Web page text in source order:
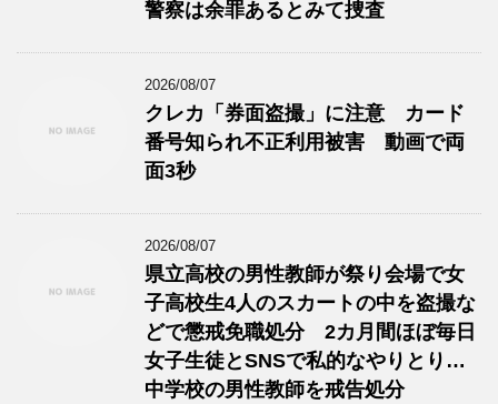
警察は余罪あるとみて捜査
2026/08/07
クレカ「券面盗撮」に注意 カード
番号知られ不正利用被害 動画で両
面3秒
2026/08/07
県立高校の男性教師が祭り会場で女
子高校生4人のスカートの中を盗撮な
どで懲戒免職処分 2カ月間ほぼ毎日
女子生徒とSNSで私的なやりとり…
中学校の男性教師を戒告処分